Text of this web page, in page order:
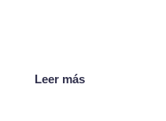
Leer más